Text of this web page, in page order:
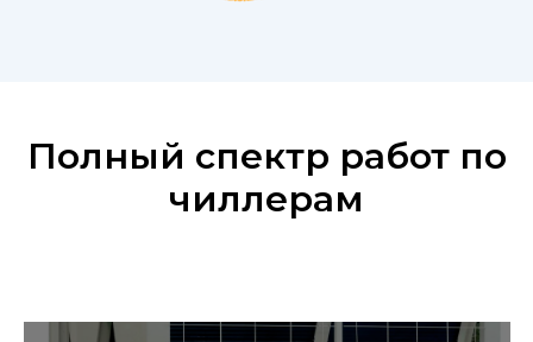
Полный спектр работ по
чиллерам